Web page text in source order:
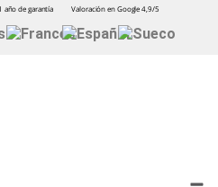
1 año de garantía Valoración en Google 4,9/5